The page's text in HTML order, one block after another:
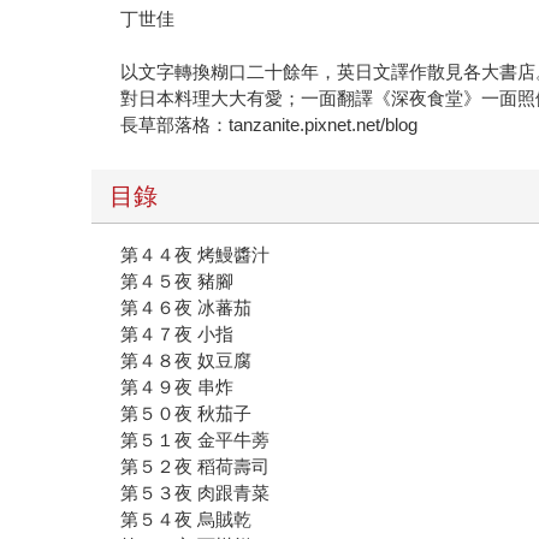
丁世佳
以文字轉換糊口二十餘年，英日文譯作散見各大書店
對日本料理大大有愛；一面翻譯《深夜食堂》一面照
長草部落格：tanzanite.pixnet.net/blog
目錄
第４４夜 烤鰻醬汁
第４５夜 豬腳
第４６夜 冰蕃茄
第４７夜 小指
第４８夜 奴豆腐
第４９夜 串炸
第５０夜 秋茄子
第５１夜 金平牛蒡
第５２夜 稻荷壽司
第５３夜 肉跟青菜
第５４夜 烏賊乾